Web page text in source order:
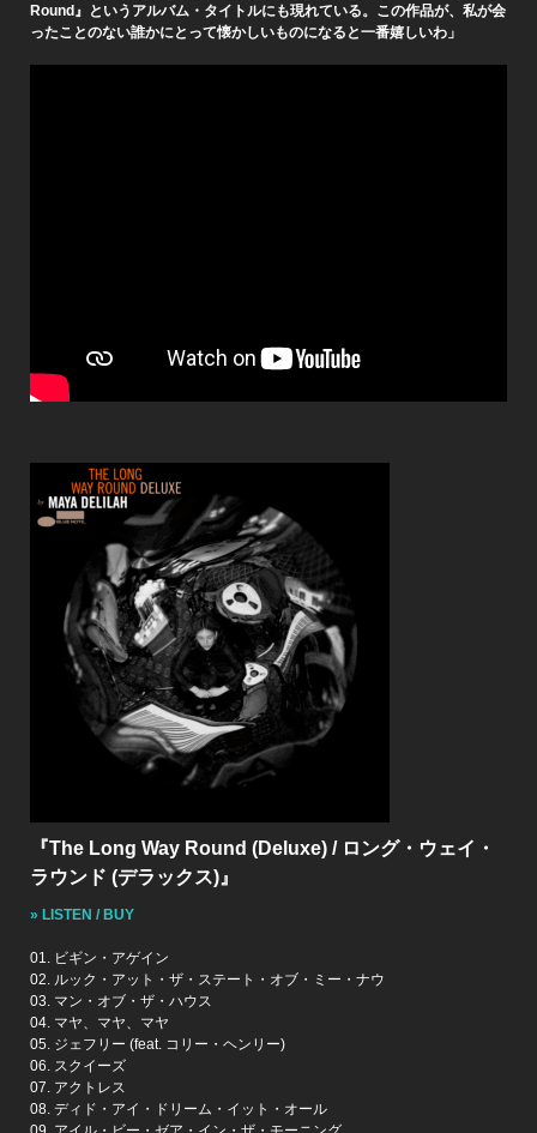
Round』というアルバム・タイトルにも現れている。この作品が、私が会
ったことのない誰かにとって懐かしいものになると一番嬉しいわ」
『The Long Way Round (Deluxe) / ロング・ウェイ・
ラウンド (デラックス)』
» LISTEN / BUY
01. ビギン・アゲイン
02. ルック・アット・ザ・ステート・オブ・ミー・ナウ
03. マン・オブ・ザ・ハウス
04. マヤ、マヤ、マヤ
05. ジェフリー (feat. コリー・ヘンリー)
06. スクイーズ
07. アクトレス
08. ディド・アイ・ドリーム・イット・オール